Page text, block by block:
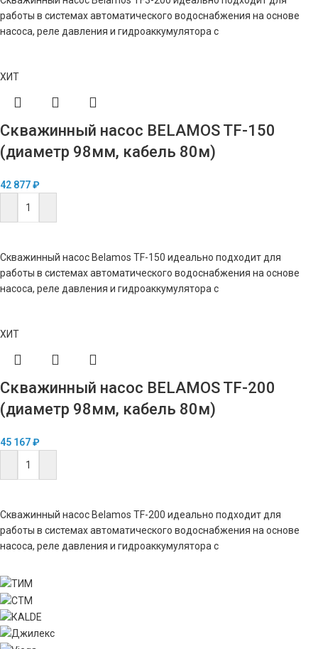
работы в системах автоматического водоснабжения на основе
насоса, реле давления и гидроаккумулятора с
ХИТ
Скважинный насос BELAMOS TF-150
(диаметр 98мм, кабель 80м)
42 877₽
Скважинный насос Belamos TF-150 идеально подходит для
работы в системах автоматического водоснабжения на основе
насоса, реле давления и гидроаккумулятора с
ХИТ
Скважинный насос BELAMOS TF-200
(диаметр 98мм, кабель 80м)
45 167₽
Скважинный насос Belamos TF-200 идеально подходит для
работы в системах автоматического водоснабжения на основе
насоса, реле давления и гидроаккумулятора с